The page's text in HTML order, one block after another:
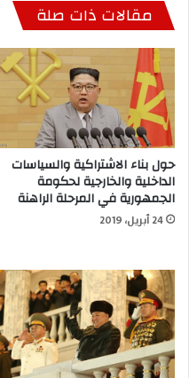
مقالات ذات صلة
حول بناء الاشتراكية والسياسات
الداخلية والخارجية لحكومة
الجمهورية في المرحلة الراهنة
24 أبريل، 2019